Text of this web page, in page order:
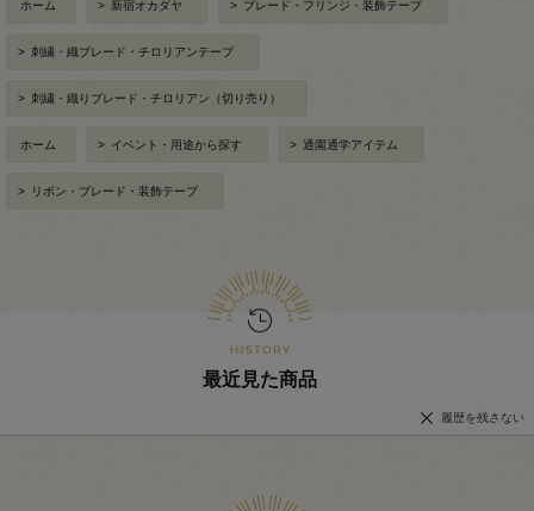
ホーム > 新宿オカダヤ > ブレード・フリンジ・装飾テープ
> 刺繍・織ブレード・チロリアンテープ
> 刺繍・織りブレード・チロリアン（切り売り）
ホーム > イベント・用途から探す > 通園通学アイテム
> リボン・ブレード・装飾テープ
最近見た商品
履歴を残さない